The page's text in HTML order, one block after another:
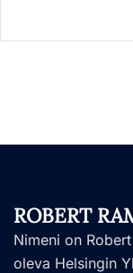
ROBERT
Nimeni on
oleva Helsingin